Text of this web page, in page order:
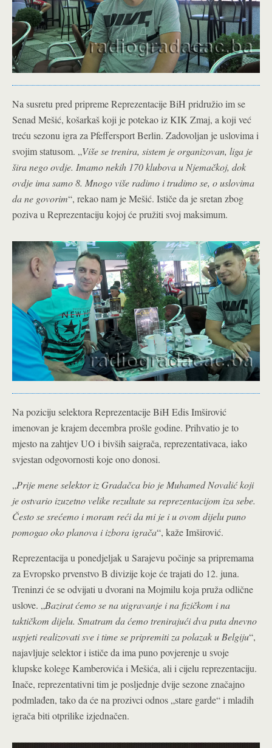
Na susretu pred pripreme Reprezentacije BiH pridružio im se
Senad Mešić, košarkaš koji je potekao iz KIK Zmaj, a koji već
treću sezonu igra za Pfeffersport Berlin. Zadovoljan je uslovima i
svojim statusom. „Više se trenira, sistem je organizovan, liga je
šira nego ovdje. Imamo nekih 170 klubova u Njemačkoj, dok
ovdje ima samo 8. Mnogo više radimo i trudimo se, o uslovima
da ne govorim“, rekao nam je Mešić. Ističe da je sretan zbog
poziva u Reprezentaciju kojoj će pružiti svoj maksimum.
Na poziciju selektora Reprezentacije BiH Edis Imširović
imenovan je krajem decembra prošle godine. Prihvatio je to
mjesto na zahtjev UO i bivših saigrača, reprezentativaca, iako
svjestan odgovornosti koje ono donosi.
„Prije mene selektor iz Gradačca bio je Muhamed Novalić koji
je ostvario izuzetno velike rezultate sa reprezentacijom iza sebe.
Često se srećemo i moram reći da mi je i u ovom dijelu puno
pomogao oko planova i izbora igrača“, kaže Imširović.
Reprezentacija u ponedjeljak u Sarajevu počinje sa pripremama
za Evropsko prvenstvo B divizije koje će trajati do 12. juna.
Treninzi će se odvijati u dvorani na Mojmilu koja pruža odlične
uslove. „Bazirat ćemo se na uigravanje i na fizičkom i na
taktičkom dijelu. Smatram da ćemo trenirajući dva puta dnevno
uspjeti realizovati sve i time se pripremiti za polazak u Belgiju“,
najavljuje selektor i ističe da ima puno povjerenje u svoje
klupske kolege Kamberovića i Mešića, ali i cijelu reprezentaciju.
Inače, reprezentativni tim je posljednje dvije sezone značajno
podmlađen, tako da će na prozivci odnos „stare garde“ i mladih
igrača biti otprilike izjednačen.